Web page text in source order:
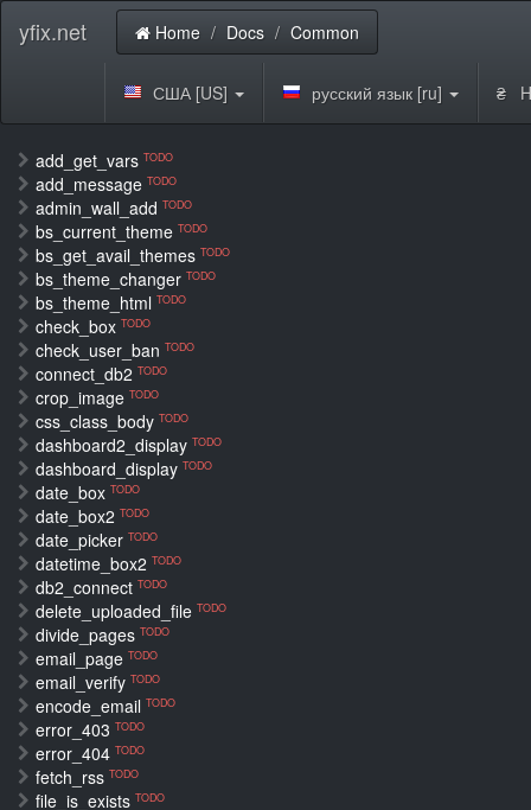
yfix.net Home Docs Common
США [US] русский язык [ru] ₴
add_get_vars TODO
add_message TODO
admin_wall_add TODO
bs_current_theme TODO
bs_get_avail_themes TODO
bs_theme_changer TODO
bs_theme_html TODO
check_box TODO
check_user_ban TODO
connect_db2 TODO
crop_image TODO
css_class_body TODO
dashboard2_display TODO
dashboard_display TODO
date_box TODO
date_box2 TODO
date_picker TODO
datetime_box2 TODO
db2_connect TODO
delete_uploaded_file TODO
divide_pages TODO
email_page TODO
email_verify TODO
encode_email TODO
error_403 TODO
error_404 TODO
fetch_rss TODO
file_is_exists TODO